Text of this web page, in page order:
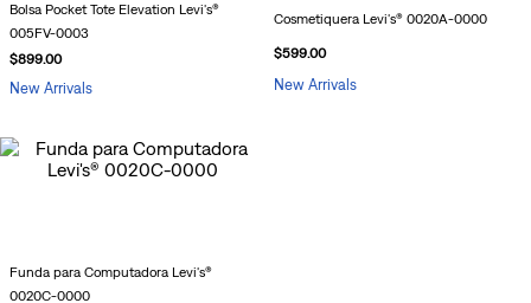
Bolsa Pocket Tote Elevation Levi's®
005FV-0003
$899.00
New Arrivals
Cosmetiquera Levi's® 0020A-0000
$599.00
New Arrivals
Funda para Computadora Levi's®
0020C-0000